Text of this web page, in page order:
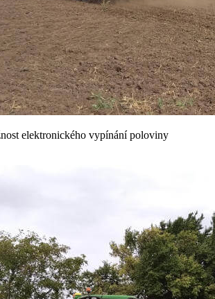
elektronického vypínání poloviny